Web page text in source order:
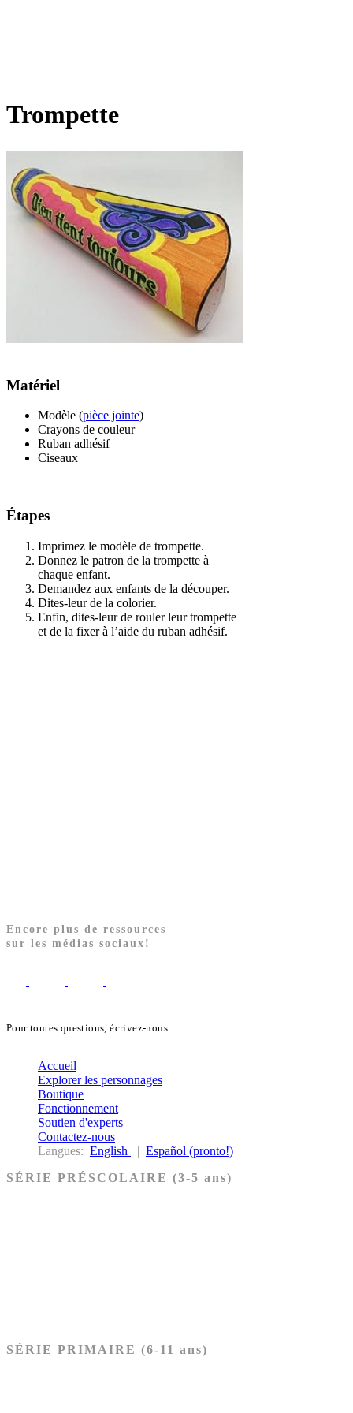
Trompette
Matériel
Modèle (pièce jointe)
Crayons de couleur
Ruban adhésif
Ciseaux
Étapes
Imprimez le modèle de trompette.
Donnez le patron de la trompette à
chaque enfant.
Demandez aux enfants de la découper.
Dites-leur de la colorier.
Enfin, dites-leur de rouler leur trompette
et de la fixer à l’aide du ruban adhésif.
Encore plus de ressources
sur les médias sociaux!
Pour toutes questions, écrivez-nous:
Accueil
Explorer les personnages
Boutique
Fonctionnement
Soutien d'experts
Contactez-nous
Langues: English | Español (pronto!)
SÉRIE PRÉSCOLAIRE (3-5 ans)
SÉRIE PRIMAIRE (6-11 ans)